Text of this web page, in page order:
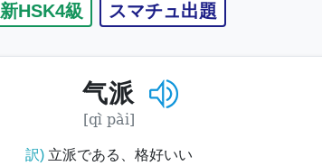
新HSK4級 スマチュ出題
气派
[qì pài]
訳)立派である、格好いい